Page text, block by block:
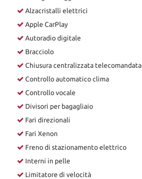
Alzacristalli elettrici
Apple CarPlay
Autoradio digitale
Bracciolo
Chiusura centralizzata telecomandata
Controllo automatico clima
Controllo vocale
Divisori per bagagliaio
Fari direzionali
Fari Xenon
Freno di stazionamento elettrico
Interni in pelle
Limitatore di velocità